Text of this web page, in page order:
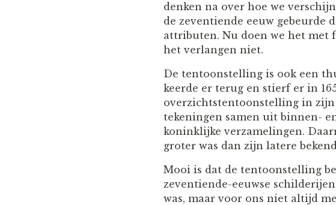
denken na over hoe we
de zeventiende eeuw gebeurde
attributen. Nu doen we het met
het verlangen niet.
De tentoonstelling is ook een
keerde er terug en stierf er in
overzichtstentoonstelling in
tekeningen samen uit binnen-
koninklijke verzamelingen.
groter was dan zijn latere
Mooi is dat de tentoonstelling
zeventiende-eeuwse
was, maar voor ons niet altijd